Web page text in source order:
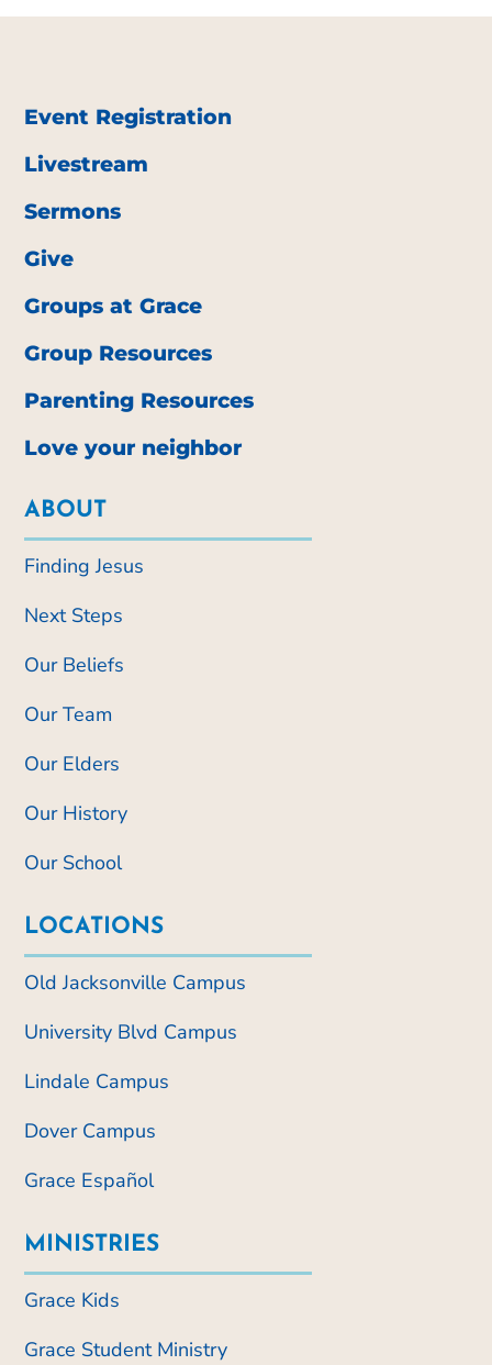
Event Registration
Livestream
Sermons
Give
Groups at Grace
Group Resources
Parenting Resources
Love your neighbor
ABOUT
Finding Jesus
Next Steps
Our Beliefs
Our Team
Our Elders
Our History
Our School
LOCATIONS
Old Jacksonville Campus
University Blvd Campus
Lindale Campus
Dover Campus
Grace Español
MINISTRIES
Grace Kids
Grace Student Ministry